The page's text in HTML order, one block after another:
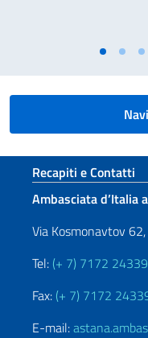
Sezione
Recapiti e Contatti
Ambasciata d’Italia
Via Kosmonavtov
Tel: (+ 7) 7172
Fax: (+ 7) 7172
E-mail: